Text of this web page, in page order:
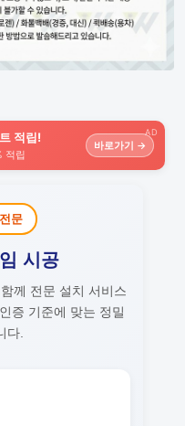
AD
적립!
적립
바로가기 →
문
시공
께 전문 설치 서비스
증 기준에 맞는 정밀
다.